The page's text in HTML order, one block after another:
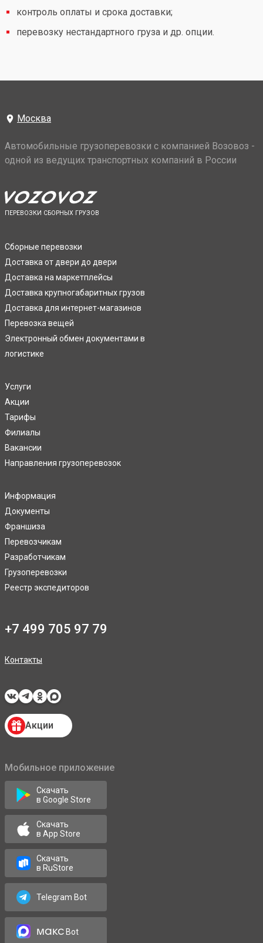
контроль оплаты и срока доставки;
перевозку нестандартного груза и др. опции.
Москва
Автомобильные грузоперевозки с компанией Возовоз -
одной из ведущих транспортных компаний в России
ПЕРЕВОЗКИ СБОРНЫХ ГРУЗОВ
Сборные перевозки
Доставка от двери до двери
Доставка на маркетплейсы
Доставка крупногабаритных грузов
Доставка для интернет-магазинов
Перевозка вещей
Электронный обмен документами в
логистике
Услуги
Акции
Тарифы
Филиалы
Вакансии
Направления грузоперевозок
Информация
Документы
Франшиза
Перевозчикам
Разработчикам
Грузоперевозки
Реестр экспедиторов
+7 499 705 97 79
Контакты
Акции
Мобильное приложение
Скачать
в Google Store
Скачать
в App Store
Скачать
в RuStore
Telegram Bot
максBot